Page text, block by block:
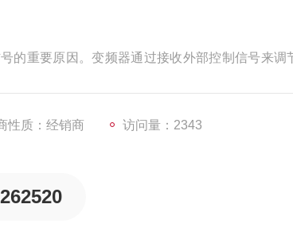
的重要原因。变频器通过接收外部控制信号来调
性质：经销商 访问量：2343